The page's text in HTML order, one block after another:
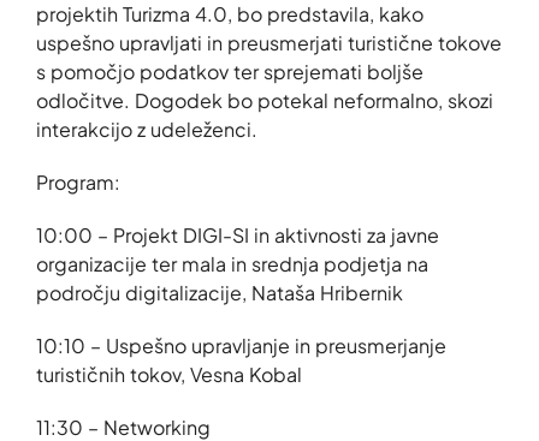
projektih Turizma 4.0, bo predstavila, kako
uspešno upravljati in preusmerjati turistične tokove
s pomočjo podatkov ter sprejemati boljše
odločitve. Dogodek bo potekal neformalno, skozi
interakcijo z udeleženci.
Program:
10:00 – Projekt DIGI-SI in aktivnosti za javne
organizacije ter mala in srednja podjetja na
področju digitalizacije, Nataša Hribernik
10:10 – Uspešno upravljanje in preusmerjanje
turističnih tokov, Vesna Kobal
11:30 – Networking